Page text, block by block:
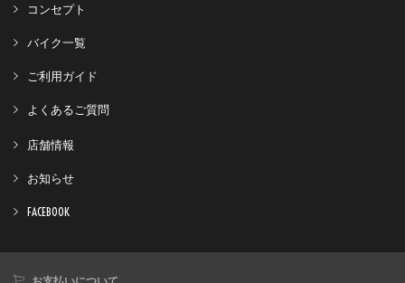
コンセプト
バイク一覧
ご利用ガイド
よくあるご質問
店舗情報
お知らせ
FACEBOOK